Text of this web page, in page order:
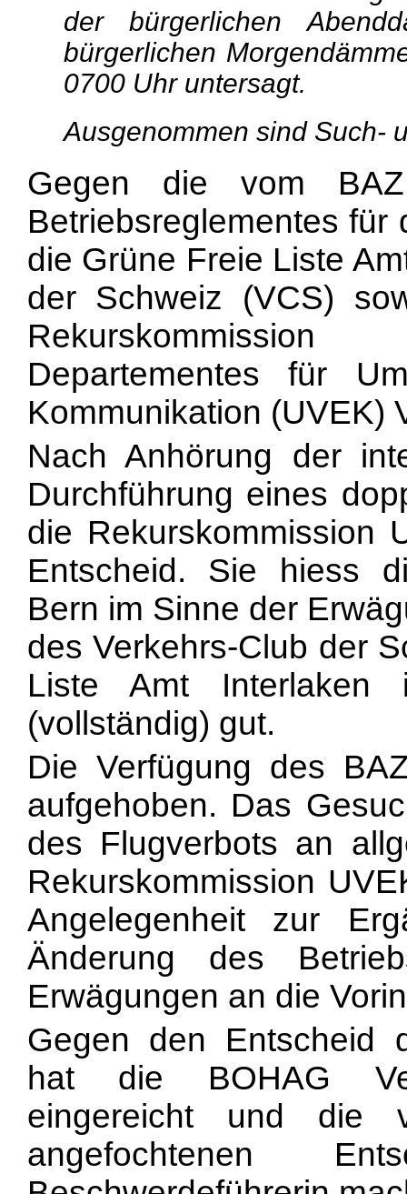
der bürgerlichen
bürgerlichen
0700 Uhr untersagt.
Ausgenommen sind Such-
Gegen die vom
Betriebsreglementes für
die Grüne Freie Liste
der Schweiz (VCS)
Departementes für
Kommunikation (UVEK)
Nach Anhörung der
Durchführung eines
die Rekurskommission
Entscheid. Sie hiess
Bern im Sinne der
des Verkehrs-Club der
Liste Amt Interlaken
(vollständig) gut.
Die Verfügung des
aufgehoben. Das
des Flugverbots an
Rekurskommission
Angelegenheit zur
Änderung des
Erwägungen an die
Gegen den Entscheid
hat die BOHAG
eingereicht und die
angefochtenen